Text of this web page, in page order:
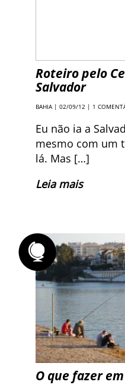
Roteiro pelo
Salvador
BAHIA| 02/09/12 | 1
Eu não ia a
mesmo com um
lá. Mas […]
Leia mais
O que fazer